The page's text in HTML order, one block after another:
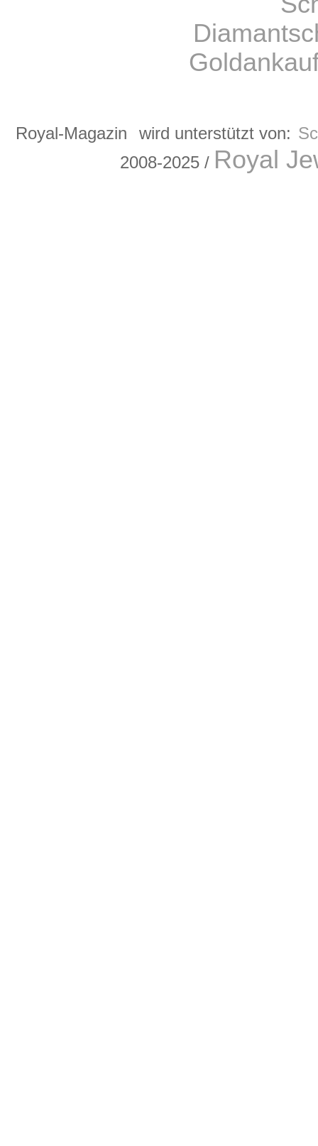
Royal-Magazin wird unterstützt von:
2008-2025 / Royal